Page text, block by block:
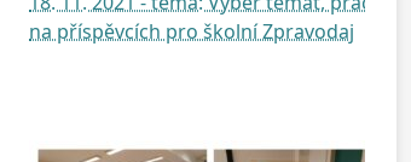
na příspěvcích pro školní Zpravodaj